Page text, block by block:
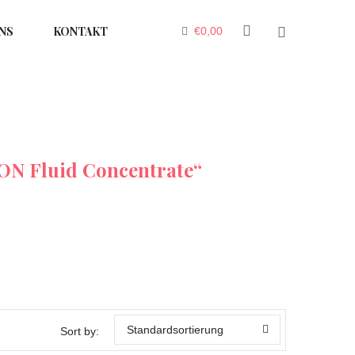
KONTAKT €0,00
Fluid Concentrate“
Sort by: Standardsortierung